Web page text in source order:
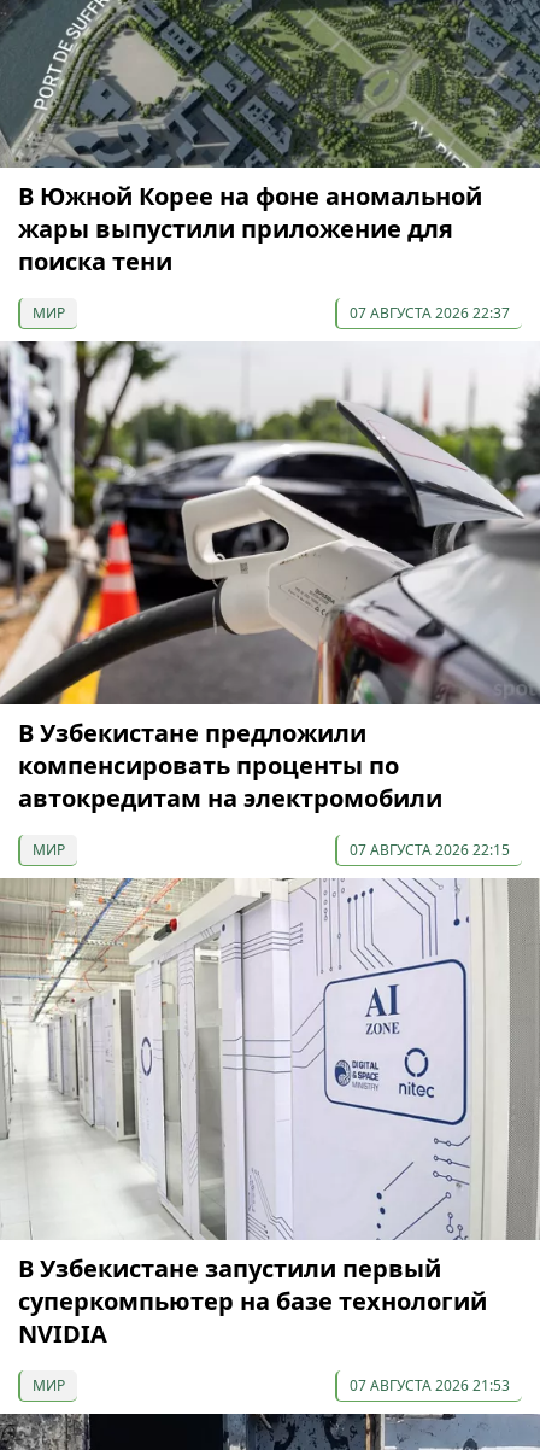
В Южной Корее на фоне аномальной
жары выпустили приложение для
поиска тени
МИР 07 АВГУСТА 2026 22:37
В Узбекистане предложили
компенсировать проценты по
автокредитам на электромобили
МИР 07 АВГУСТА 2026 22:15
В Узбекистане запустили первый
суперкомпьютер на базе технологий
NVIDIA
МИР 07 АВГУСТА 2026 21:53